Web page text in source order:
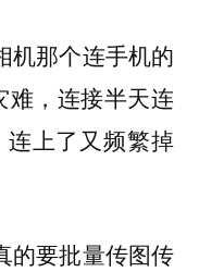
机那个连手机的
难，连接半天连
上了又频繁掉
的要批量传图传